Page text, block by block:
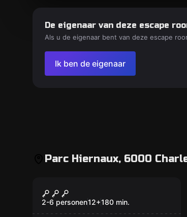
De eigenaar van deze escape
Als u de eigenaar bent van deze escape
Ik ben de eigenaar
Parc Hiernaux, 6000
L'Alchimiste
2-6 personen12+180 min.